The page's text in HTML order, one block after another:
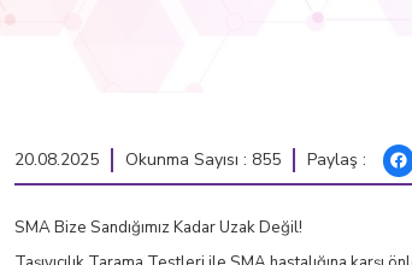
20.08.2025 Okunma Sayısı : 855 Paylaş :
SMA Bize Sandığımız Kadar Uzak Değil!